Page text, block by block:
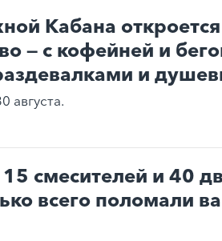
Кабана
— с кофейней и
и
августа.
15 смесителей и 40
всего поломали